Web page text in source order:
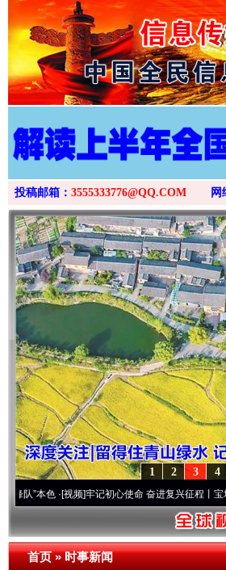
投稿邮箱： 3555333776@QQ.COM 网
4
3
2
1
·[视频]牢记初心使命 奋进复兴征程丨宝塔山下好光
首页»时事新闻